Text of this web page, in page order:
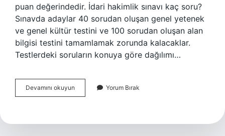
puan değerindedir. İdari hakimlik sınavı kaç soru?
Sınavda adaylar 40 sorudan oluşan genel yetenek
ve genel kültür testini ve 100 sorudan oluşan alan
bilgisi testini tamamlamak zorunda kalacaklar.
Testlerdeki soruların konuya göre dağılımı…
Devamını okuyun
Kaç
Yorum Bırak